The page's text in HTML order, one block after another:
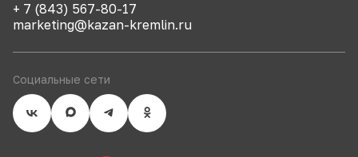
+ 7 (843) 567-80-17
marketing@kazan-kremlin.ru
Социальные сети